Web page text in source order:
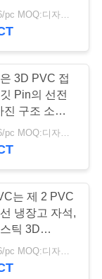
123
습
129
USD 0.2-0.6/pc MOQ:디자인 당 100 PC
3D PVC 접
Pin의 선전
진 구조 소매
다
USD 0.2-0.6/pc MOQ:디자인 당 100 PC
는 제 2 PVC
냉장고 자석,
틱 3D
수여합니다
USD 0.2-0.6/pc MOQ:디자인 당 100 PC